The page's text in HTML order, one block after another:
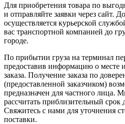
Для приобретения товара по
и отправляйте заявки через сайт.
осуществляется курьерской
вас транспортной компанией до
городе.
По прибытии груза на терминал
предоставив информацию о месте
заказа. Получение заказа по
(предоставленной заказчиком)
предназначен для частного лица.
рассчитать приблизительный срок
Свяжитесь с нами для уточнения
поставки.